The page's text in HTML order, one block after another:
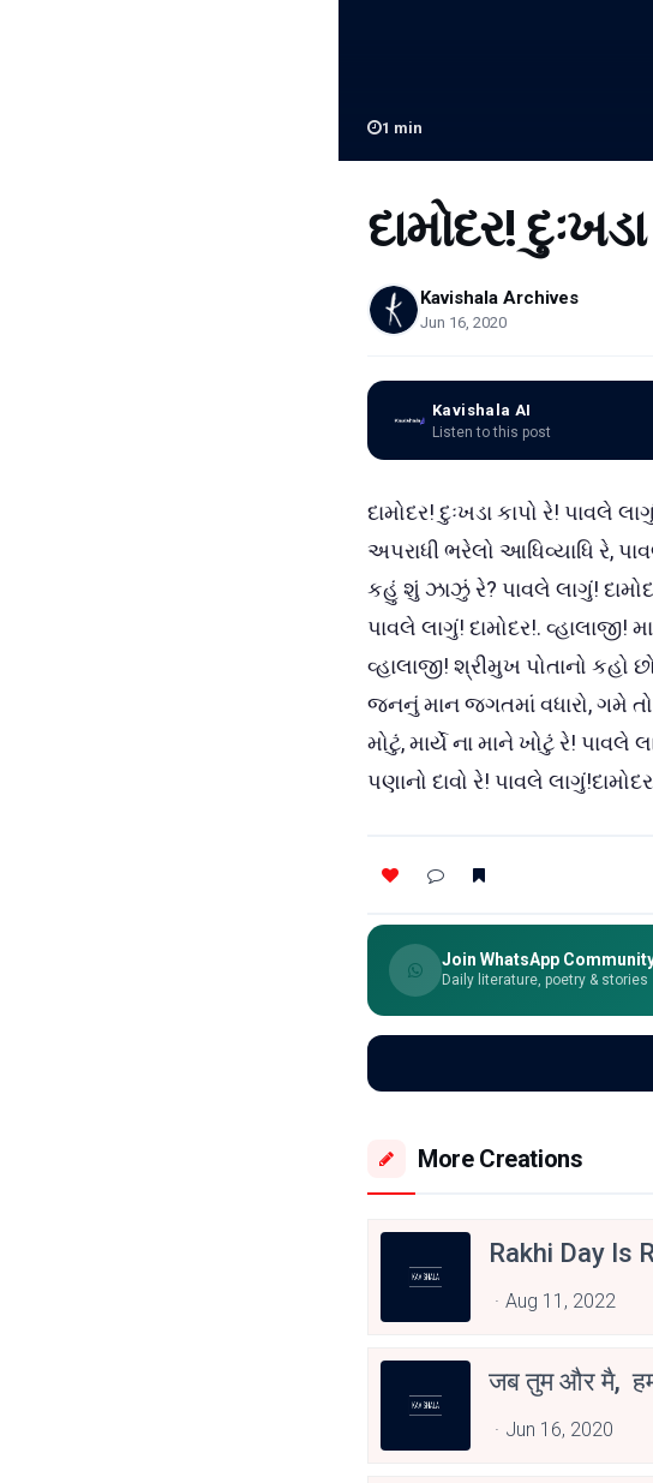
1 min
દામોદર!
Kavishala Archives
Jun 16, 2020
Kavishala AI
Listen to this post
દામોદર! દુઃખડા કાપો રે!
અપરાધી ભરેલો આધિવ્યાધિ રે,
કહું શું ઝાઝું રે? પાવલે લાગું!
પાવલે લાગું! દામોદર!. વ્હાલાજી!
વ્હાલાજી! શ્રીમુખ પોતાનો કહો
જનનું માન જગતમાં વધારો, ગમે તો
મોટું, માર્યે ના માને ખોટું રે! પાવલે
પણાનો દાવો રે! પાવલે
Join WhatsApp
Daily literature, poetry & stories
More Creations
Rakhi Day Is
Aug 11, 2022
जब तुम और मै,
Jun 16, 2020